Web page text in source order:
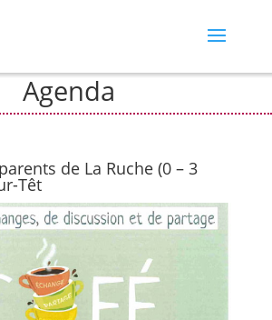
Agenda
de La Ruche (0 – 3
Têt